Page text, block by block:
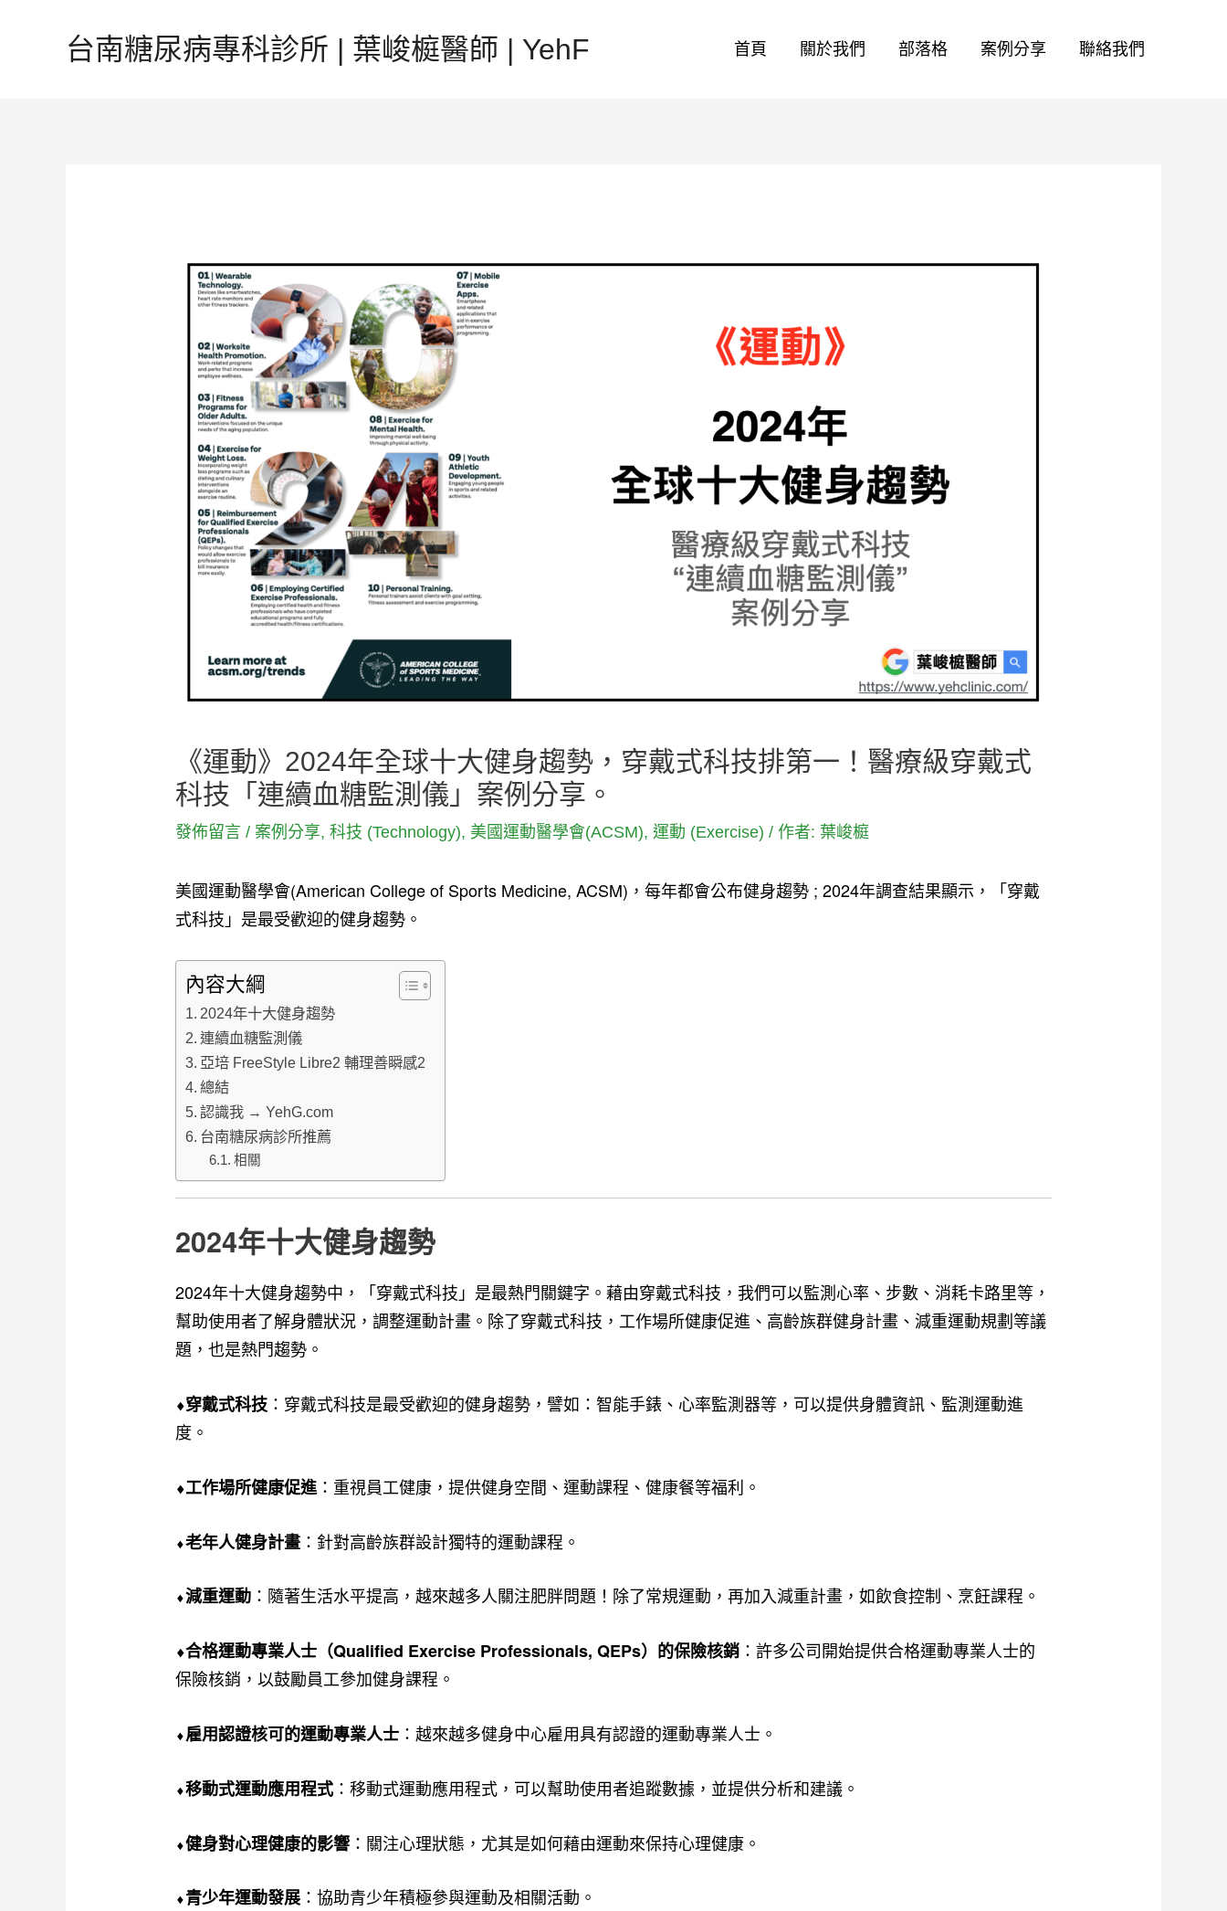
台南糖尿病專科診所 | 葉峻榳醫師 | YehF 首頁 關於我們 部落格 案例分享 聯絡我們
《運動》2024年全球十大健身趨勢，穿戴式科技排第一！醫療級穿戴式
科技「連續血糖監測儀」案例分享。
發佈留言 / 案例分享,科技 (Technology), 美國運動醫學會(ACSM),運動 (Exercise) / 作者: 葉峻榳
美國運動醫學會(American College of Sports Medicine, ACSM)，每年都會公布健身趨勢 ; 2024年調查結果顯示，「穿戴
式科技」是最受歡迎的健身趨勢。
內容大綱
2024年十大健身趨勢
連續血糖監測儀
亞培 FreeStyle Libre2 輔理善瞬感2
總結
認識我 → YehG.com
台南糖尿病診所推薦
相關
2024年十大健身趨勢
2024年十大健身趨勢中，「穿戴式科技」是最熱門關鍵字。藉由穿戴式科技，我們可以監測心率、步數、消耗卡路里等，
幫助使用者了解身體狀況，調整運動計畫。 除了穿戴式科技，工作場所健康促進、高齡族群健身計畫、減重運動規劃等議
題，也是熱門趨勢。
⬧穿戴式科技 ：穿戴式科技是最受歡迎的健身趨勢，譬如：智能手錶、心率監測器等，可以提供身體資訊、監測運動進
度。
⬧工作場所健康促進 ：重視員工健康，提供健身空間、運動課程、健康餐等福利。
⬧老年人健身計畫 ：針對高齡族群設計獨特的運動課程。
⬧減重運動 ：隨著生活水平提高，越來越多人關注肥胖問題！除了常規運動，再加入減重計畫，如飲食控制、烹飪課程 。
⬧合格運動專業人士（Qualified Exercise Professionals, QEPs）的保險核銷 ：許多公司開始提供合格運動專業人士的
保險核銷，以鼓勵員工參加健身課程。
⬧雇用認證核可的運動專業人士 ：越來越多健身中心雇用具有認證的運動專業人士。
⬧移動式運動應用程式：移動式運動應用程式，可以幫助使用者追蹤數據，並提供分析和建議。
⬧健身對心理健康的影響 ：關注心理狀態，尤其是如何藉由運動來保持心理健康。
⬧青少年運動發展 ：協助青少年積極參與運動及相關活動。